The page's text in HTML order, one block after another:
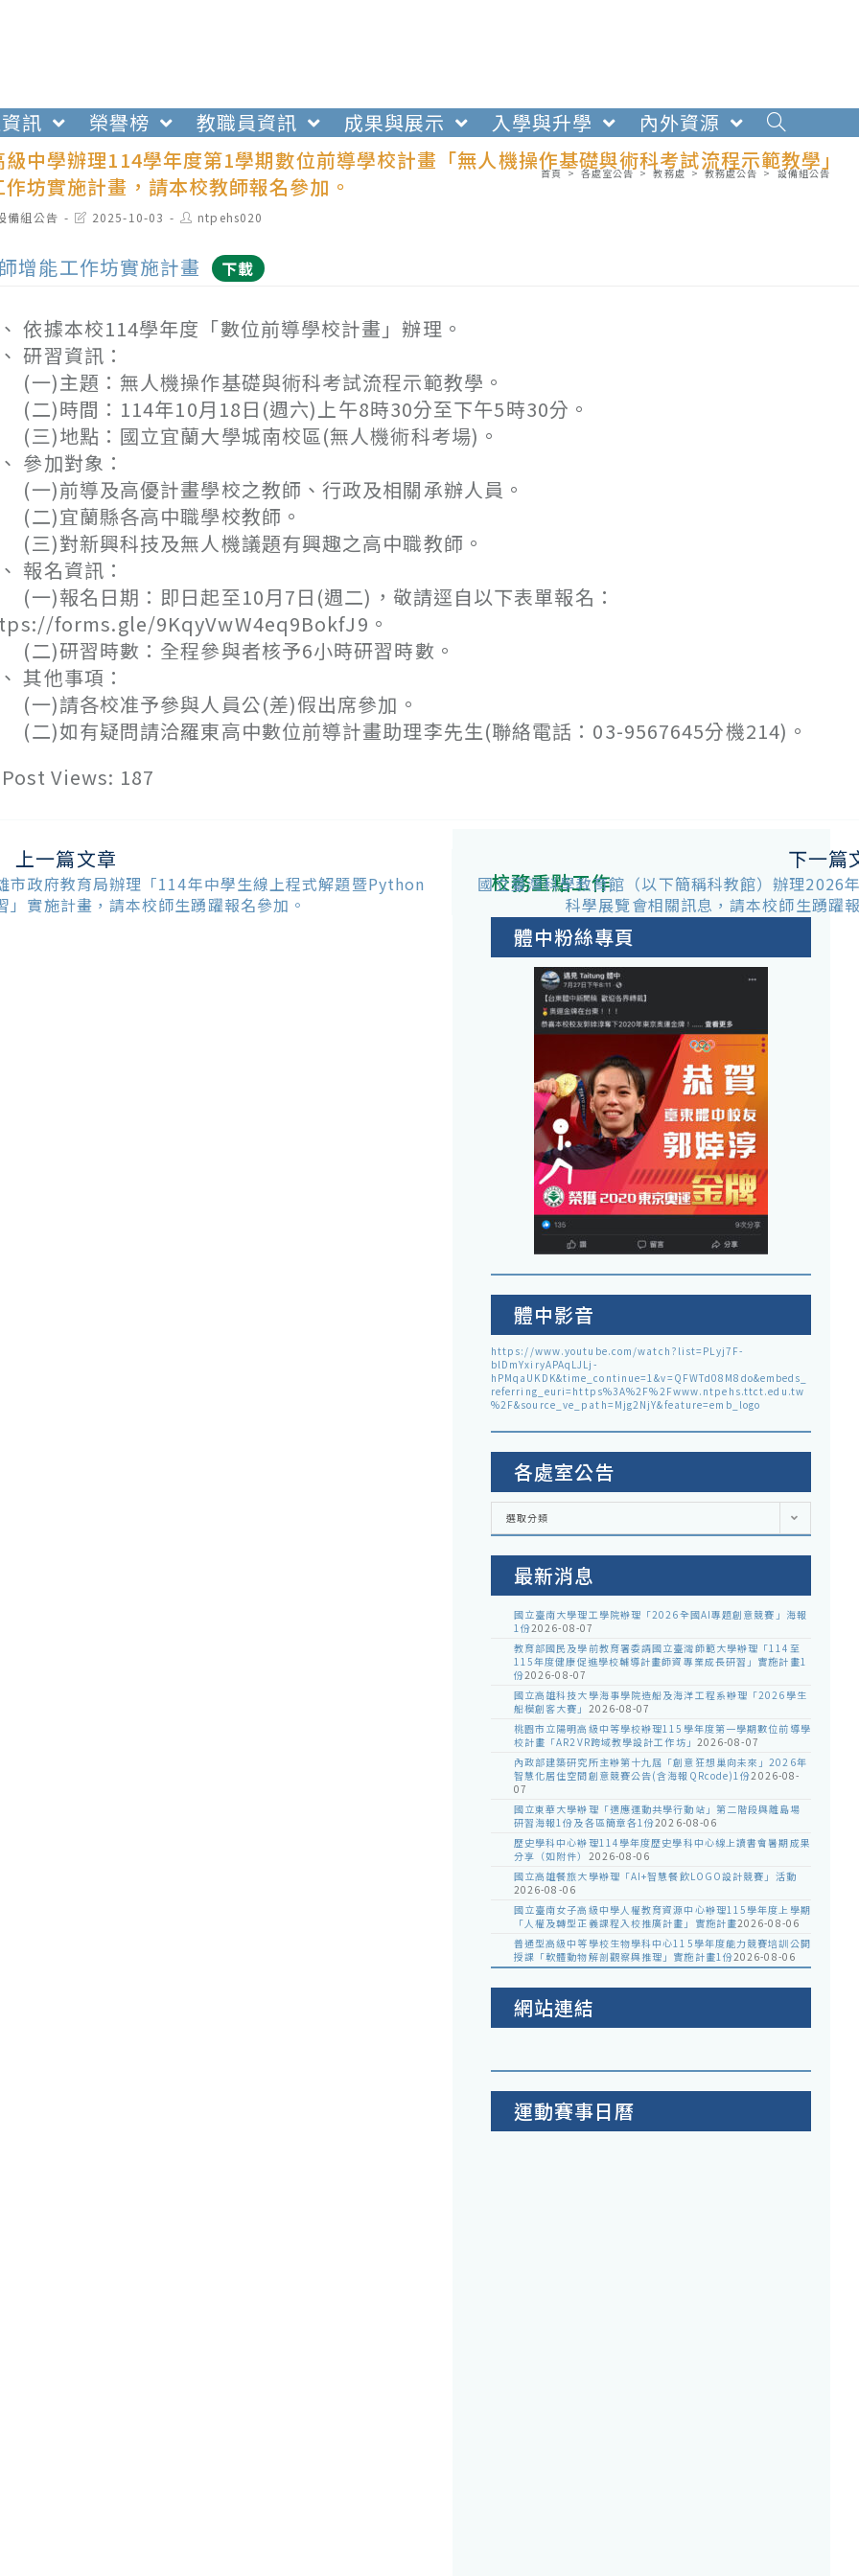
訊 榮譽榜 教職員資訊 成果與展示 入學與升學
內外資源
中學辦理114學年度第1學期數位前導學校計畫「無人機操作基礎與術科考試流程示範教學」
坊實施計畫，請本校教師報名參加。
首頁 > 各處室公告 > 教務處 > 教務處公告 > 設備組公告
備組公告
Post2025-10-03
Post
author:
ntpehs020
增能工作坊實施計畫 下載
依據本校114學年度「數位前導學校計畫」辦理。
研習資訊：
)主題：無人機操作基礎與術科考試流程示範教學。
)時間：114年10月18日(週六)上午8時30分至下午5時30分。
)地點：國立宜蘭大學城南校區(無人機術科考場)。
參加對象：
)前導及高優計畫學校之教師、行政及相關承辦人員。
)宜蘭縣各高中職學校教師。
)對新興科技及無人機議題有興趣之高中職教師。
報名資訊：
)報名日期：即日起至10月7日(週二)，敬請逕自以下表單報名：
forms.gle/9KqyVwW4eq9BokfJ9。
)研習時數：全程參與者核予6小時研習時數。
其他事項：
)請各校准予參與人員公(差)假出席參加。
)如有疑問請洽羅東高中數位前導計畫助理李先生(聯絡電話：03-9567645分機214)。
Post Views: 187
上一篇文章
市政府教育局辦理「114年中學生線上程式解題暨Python
」實施計畫，請本校師生踴躍報名參加。
下一篇
國立臺灣科學教育館（以下簡稱科教館）辦理2026
科學展覽會相關訊息，請本校師生踴躍
校務重點工作
體中粉絲專頁
體中影音
https://www.youtube.com/watch?list=PLyj7F-
blDmYxiryAPAqLJLj-
hPMqaUKDK&time_continue=1&v=QFWTd08M8do&embeds_
referring_euri=https%3A%2F%2Fwww.ntpehs.ttct.edu.tw
%2F&source_ve_path=Mjg2NjY&feature=emb_logo
各處室公告
各
室
選取分類
最新消息
國立臺南大學理工學院辦理「2026全國AI專題創意競賽」海報
1份2026-08-07
教育部國民及學前教育署委請國立臺灣師範大學辦理「114至
115年度健康促進學校輔導計畫師資專業成長研習」實施計畫1
份2026-08-07
國立高雄科技大學海事學院造船及海洋工程系辦理「2026學生
船模創客大賽」 2026-08-07
桃園市立陽明高級中等學校辦理115學年度第一學期數位前導學
校計畫「AR2VR跨域教學設計工作坊」 2026-08-07
內政部建築研究所主辦第十九屆「創意狂想巢向未來」2026年
智慧化居住空間創意競賽公告(含海報QRcode)1份2026-08-
07
國立東華大學辦理「適應運動共學行動站」第二階段與離島場
研習海報1份及各區簡章各1份2026-08-06
歷史學科中心辦理114學年度歷史學科中心線上讀書會暑期成果
分享（如附件） 2026-08-06
國立高雄餐旅大學辦理「AI+智慧餐飲LOGO設計競賽」活動
2026-08-06
國立臺南女子高級中學人權教育資源中心辦理115學年度上學期
「人權及轉型正義課程入校推廣計畫」實施計畫2026-08-06
普通型高級中等學校生物學科中心115學年度能力競賽培訓公開
授課「軟體動物解剖觀察與推理」實施計畫1份2026-08-06
網站連結
運動賽事日曆